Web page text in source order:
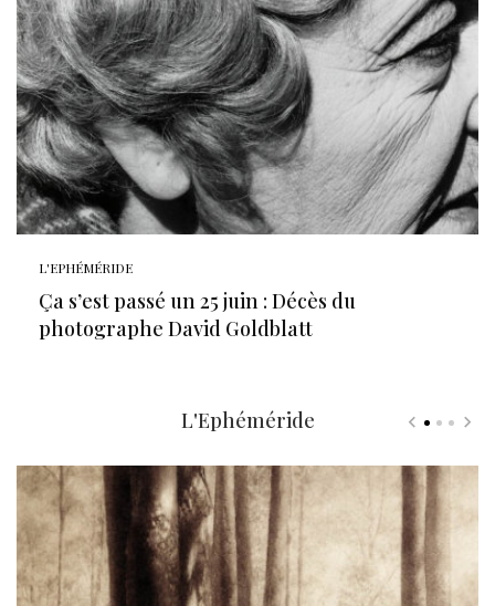
L'EPHÉMÉRIDE
Ça s’est passé un 25 juin : Décès du
photographe David Goldblatt
L'Ephéméride